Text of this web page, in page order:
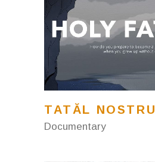
TATĂL NOSTRU
Documentary